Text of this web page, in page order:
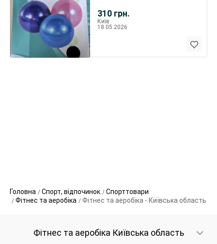
310 грн.
Київ
18.05.2026
Головна Спорт, відпочинок
Спорттовари
Фітнес та аеробіка
Фітнес та аеробіка - Київська область
Фітнес та аеробіка Київська область